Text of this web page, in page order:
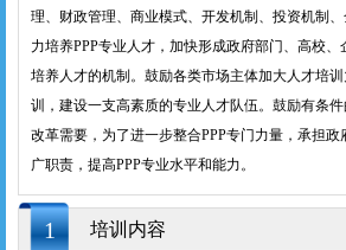
注册
理、财政管理、商业模式、开发机制、投资机制
力培养PPP专业人才，加快形成政府部门、高校
培养人才的机制。鼓励各类市场主体加大人才培
训，建设一支高素质的专业人才队伍。鼓励有条
改革需要，为了进一步整合PPP专门力量，承担
广职责，提高PPP专业水平和能力。
1 培训内容